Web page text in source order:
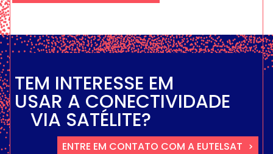
TEM INTERESSE EM
USAR A CONECTIVIDADE
VIA SATÉLITE?
ENTRE EM CONTATO COM A EUTELSAT